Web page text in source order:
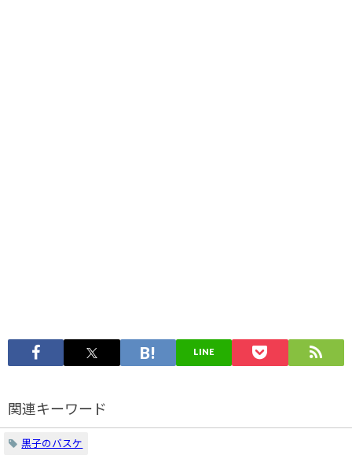
LINE
関連キーワード
黒子のバスケ